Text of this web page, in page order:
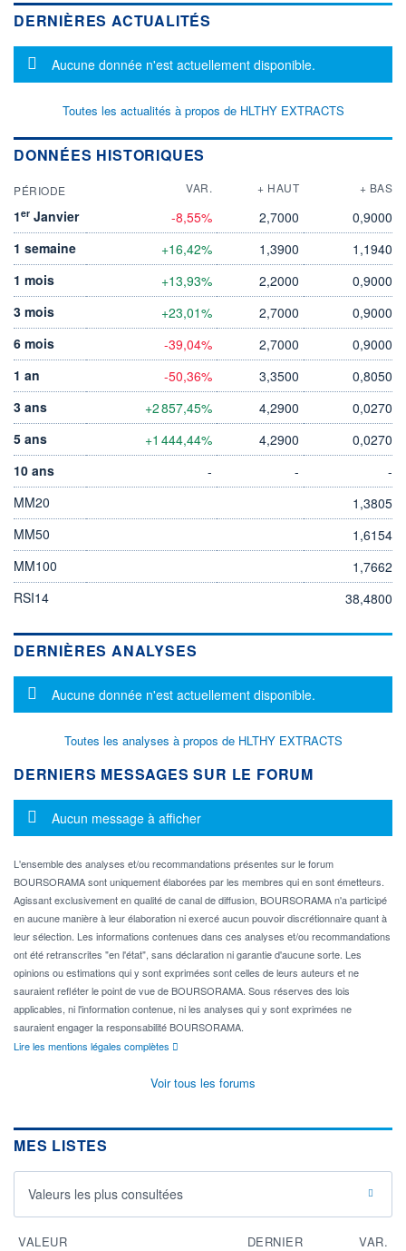
DERNIÈRES ACTUALITÉS
Message d'information
Aucune donnée n'est actuellement disponible.
Toutes les actualités à propos de HLTHY EXTRACTS
DONNÉES HISTORIQUES
PÉRIODE VAR. + HAUT + BAS
1er Janvier -8,55% 2,7000
0,9000
1 semaine
+16,42% 1,3900
1,1940
1 mois
+13,93% 2,2000
0,9000
3 mois
+23,01% 2,7000
0,9000
6 mois
-39,04% 2,7000
0,9000
1 an
-50,36% 3,3500
0,8050
3 ans
+2 857,45% 4,2900
0,0270
5 ans
+1 444,44% 4,2900
0,0270
10 ans
- -
-
MM20
1,3805
MM50
1,6154
MM100
1,7662
RSI14
38,4800
DERNIÈRES ANALYSES
Message d'information
Aucune donnée n'est actuellement disponible.
Toutes les analyses à propos de HLTHY EXTRACTS
DERNIERS MESSAGES SUR LE FORUM
Message d'information
Aucun message à afficher
L'ensemble des analyses et/ou recommandations présentes sur le forum
BOURSORAMA sont uniquement élaborées par les membres qui en sont émetteurs.
Agissant exclusivement en qualité de canal de diffusion, BOURSORAMA n'a participé
en aucune manière à leur élaboration ni exercé aucun pouvoir discrétionnaire quant à
leur sélection. Les informations contenues dans ces analyses et/ou recommandations
ont été retranscrites "en l'état", sans déclaration ni garantie d'aucune sorte. Les
opinions ou estimations qui y sont exprimées sont celles de leurs auteurs et ne
sauraient refléter le point de vue de BOURSORAMA. Sous réserves des lois
applicables, ni l'information contenue, ni les analyses qui y sont exprimées ne
sauraient engager la responsabilité BOURSORAMA.
Lire les mentions légales complètes
Voir tous les forums
MES LISTES
Valeurs les plus consultées
VALEUR DERNIER
VAR.